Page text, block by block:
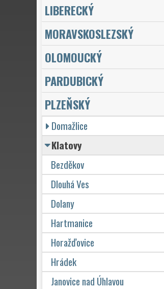
LIBERECKÝ
MORAVSKOSLEZSKÝ
OLOMOUCKÝ
PARDUBICKÝ
PLZEŇSKÝ
Domažlice
Klatovy
Bezděkov
Dlouhá Ves
Dolany
Hartmanice
Horažďovice
Hrádek
Janovice nad Úhlavou